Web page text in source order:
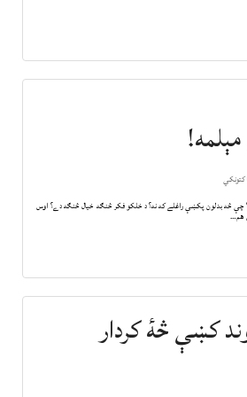
کتونکي
چې څه بدلون پکښې راغلے که نه؟ د خلکو فکر څنګه خيال څنګه دے؟ اوس
هم…
کښې څۀ کردار